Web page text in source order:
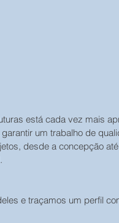
está cada vez mais
um trabalho de
desde a concepção
e traçamos um perfil